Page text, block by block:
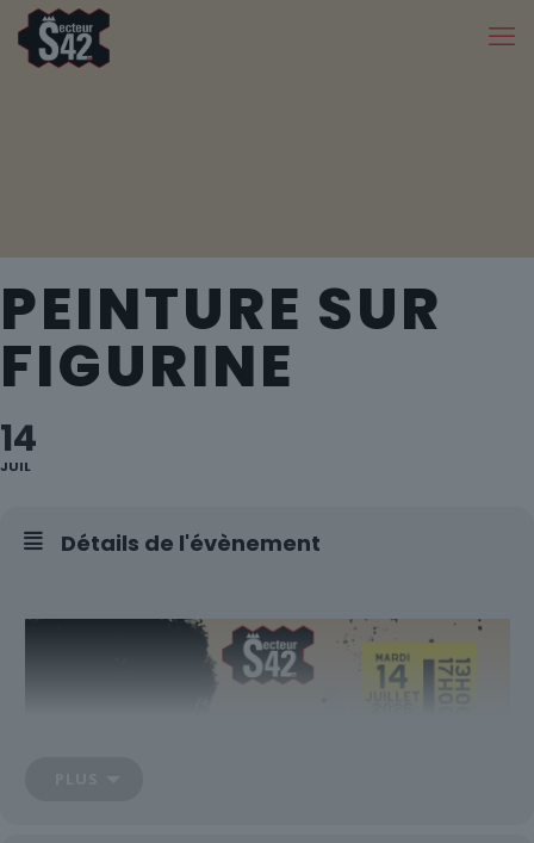
PEINTURE SUR
FIGURINE
14
JUIL
Détails de l'évènement